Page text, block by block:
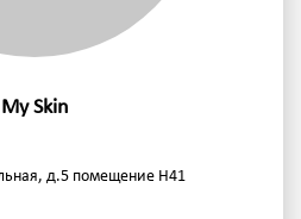
My Skin
д.5 помещение Н41